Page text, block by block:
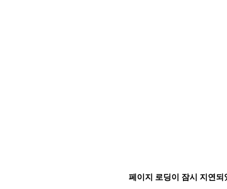
페이지 로딩이 잠시 지연